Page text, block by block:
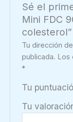
Sé el
Mini FDC
colesterol”
Tu dirección
publicada. Los
*
Tu
Tu